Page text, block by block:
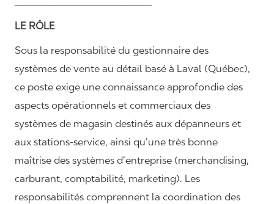
LE RÔLE
Sous la responsabilité du gestionnaire des
systèmes de vente au détail basé à Laval (Québec),
ce poste exige une connaissance approfondie des
aspects opérationnels et commerciaux des
systèmes de magasin destinés aux dépanneurs et
aux stations-service, ainsi qu’une très bonne
maîtrise des systèmes d’entreprise (merchandising,
carburant, comptabilité, marketing). Les
responsabilités comprennent la coordination des